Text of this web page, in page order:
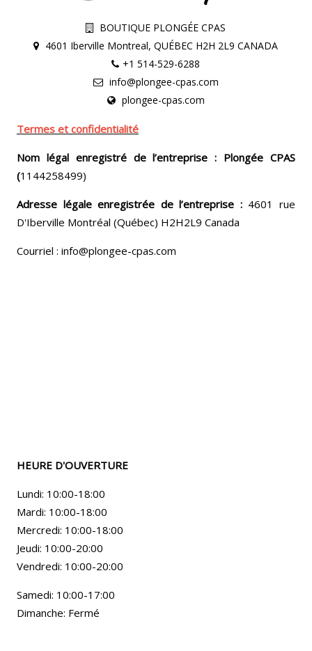
BOUTIQUE PLONGÉE CPAS
4601 Iberville Montreal, QUÉBEC H2H 2L9 CANADA
+1 514-529-6288
info@plongee-cpas.com
plongee-cpas.com
Termes et confidentialité
Nom légal enregistré de l’entreprise : Plongée CPAS
(1144258499)
Adresse légale enregistrée de l’entreprise :4601 rue
D'Iberville Montréal (Québec) H2H2L9 Canada
Courriel : info@plongee-cpas.com
HEURE D'OUVERTURE
Lundi: 10:00-18:00
Mardi: 10:00-18:00
Mercredi: 10:00-18:00
Jeudi: 10:00-20:00
Vendredi: 10:00-20:00
Samedi: 10:00-17:00
Dimanche: Fermé